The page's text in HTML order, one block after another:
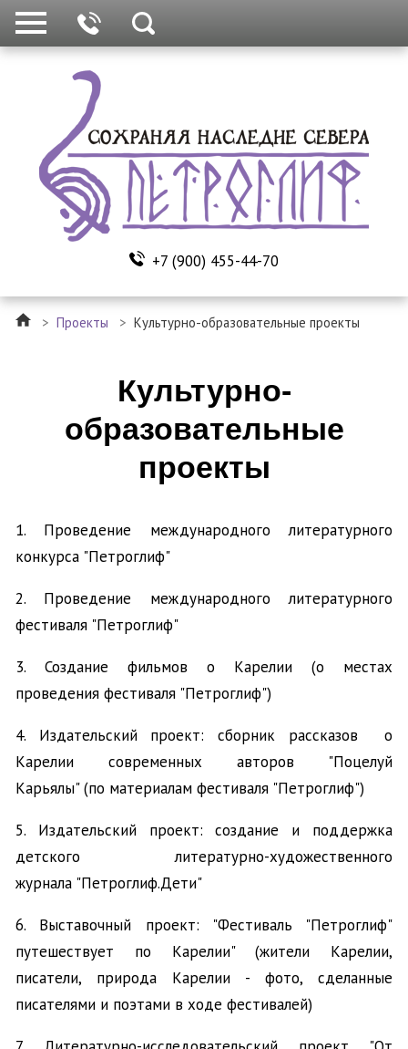
+7 (900) 455-44-70
> Проекты > Культурно-образовательные проекты
Культурно-
образовательные
проекты
1. Проведение международного литературного
конкурса "Петроглиф"
2. Проведение международного литературного
фестиваля "Петроглиф"
3. Создание фильмов о Карелии (о местах
проведения фестиваля "Петроглиф")
4. Издательский проект: сборник рассказов о
Карелии современных авторов "Поцелуй
Карьялы" (по материалам фестиваля "Петроглиф")
5. Издательский проект: создание и поддержка
детского литературно-художественного
журнала "Петроглиф.Дети"
6. Выставочный проект: "Фестиваль "Петроглиф"
путешествует по Карелии" (жители Карелии,
писатели, природа Карелии - фото, сделанные
писателями и поэтами в ходе фестивалей)